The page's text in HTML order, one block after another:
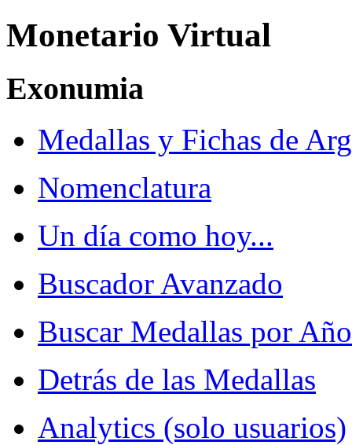
Monetario Virtual
Exonumia
Medallas y Fichas de
Nomenclatura
Un día como hoy...
Buscador Avanzado
Buscar Medallas por Año
Detrás de las Medallas
Analytics (solo usuarios)